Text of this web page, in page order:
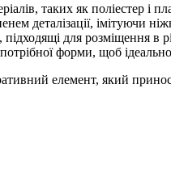
таких як поліестер і
деталізації, імітуючи
для розміщення в
форми, щоб
елемент, який